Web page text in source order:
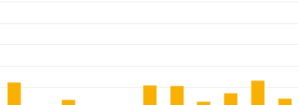
values. Range: 1 to 290.